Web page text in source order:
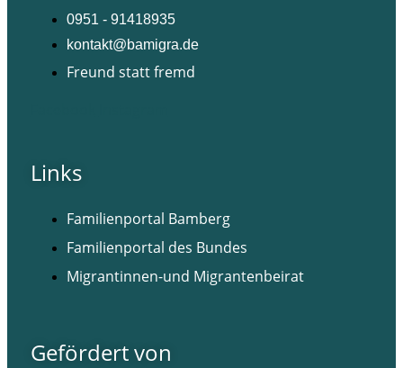
0951 - 91418935
kontakt@bamigra.de
Freund statt fremd
Links
Familienportal Bamberg
Familienportal des Bundes
Migrantinnen-und Migrantenbeirat
Gefördert von